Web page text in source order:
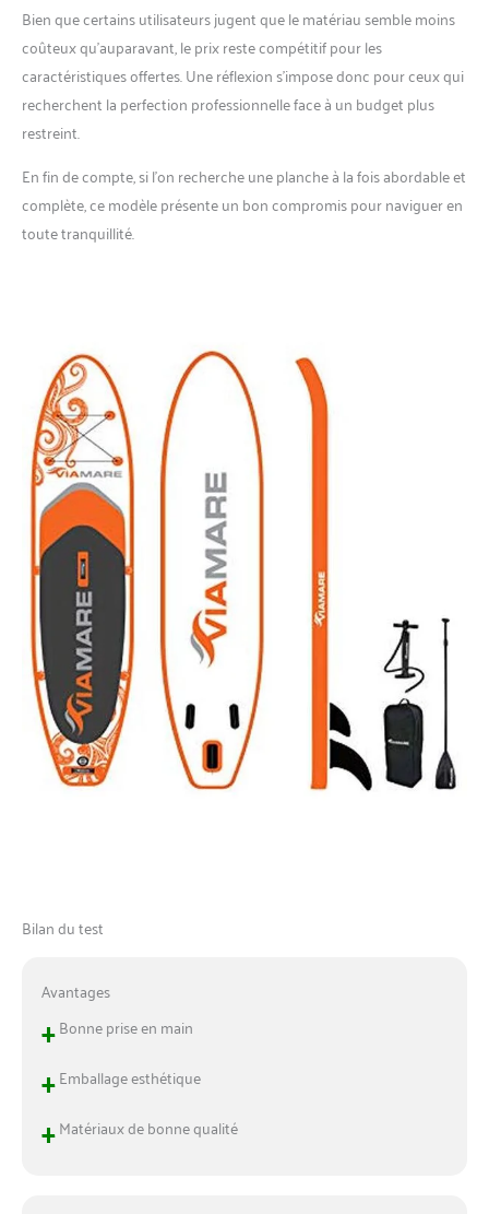
Bien que certains utilisateurs jugent que le matériau semble moins
coûteux qu’auparavant, le prix reste compétitif pour les
caractéristiques offertes. Une réflexion s’impose donc pour ceux qui
recherchent la perfection professionnelle face à un budget plus
restreint.
En fin de compte, si l’on recherche une planche à la fois abordable et
complète, ce modèle présente un bon compromis pour naviguer en
toute tranquillité.
Bilan du test
Avantages
+Bonne prise en main
+Emballage esthétique
+Matériaux de bonne qualité